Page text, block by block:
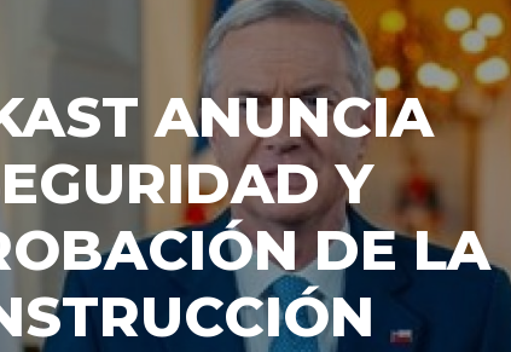
ANUNCIA
Y
DE LA